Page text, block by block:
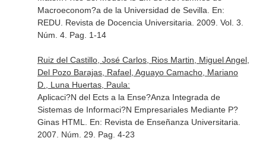
Macroeconom?a de la Universidad de Sevilla. En:
REDU. Revista de Docencia Universitaria . 2009. Vol. 3.
Núm. 4. Pag. 1-14
Ruiz del Castillo, José Carlos, Rios Martin, Miguel Angel,
Del Pozo Barajas, Rafael, Aguayo Camacho, Mariano
D., Luna Huertas, Paula:
Aplicaci?N del Ects a la Ense?Anza Integrada de
Sistemas de Informaci?N Empresariales Mediante P?
Ginas HTML. En: Revista de Enseñanza Universitaria
2007. Núm. 29. Pag. 4-23